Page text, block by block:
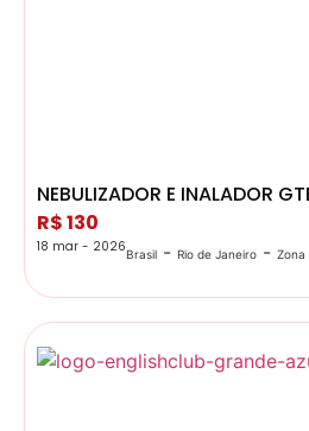
NEBULIZADOR E INALADOR
R$ 130
18 mar - 2026Brasil - Rio de Janeiro -